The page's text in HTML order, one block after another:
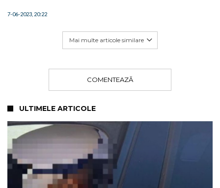
7-06-2023, 20:22
Mai multe articole similare
COMENTEAZĂ
ULTIMELE ARTICOLE